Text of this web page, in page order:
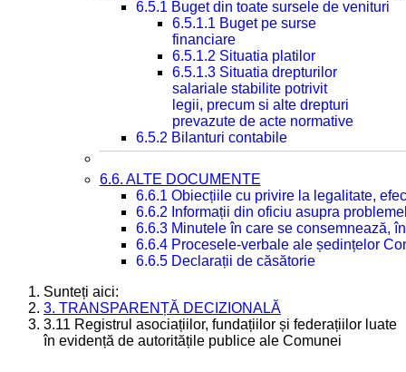
6.5.1 Buget din toate sursele de venituri
6.5.1.1 Buget pe surse
financiare
6.5.1.2 Situatia platilor
6.5.1.3 Situatia drepturilor
salariale stabilite potrivit
legii, precum si alte drepturi
prevazute de acte normative
6.5.2 Bilanturi contabile
6.6. ALTE DOCUMENTE
6.6.1 Obiecțiile cu privire la legalitate,
6.6.2 Informații din oficiu asupra
6.6.3 Minutele în care se consemnează,
6.6.4 Procesele-verbale ale ședințelor
6.6.5 Declarații de căsătorie
Sunteți aici:
3. TRANSPARENȚĂ DECIZIONALĂ
3.11 Registrul asociațiilor, fundațiilor și federațiilor luate
în evidență de autoritățile publice ale Comunei